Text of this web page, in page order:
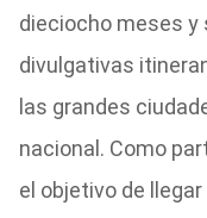
dieciocho meses y
divulgativas
las grandes
nacional. Como
el objetivo de